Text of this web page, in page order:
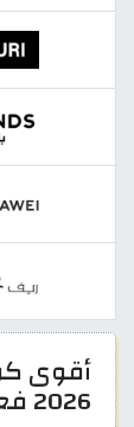
أقوى
2026 فعال 100% في الكويت